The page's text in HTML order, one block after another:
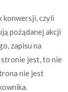
konwersji, czyli
pożądanej akcji
zapisu na
stronie jest, to nie
nie jest